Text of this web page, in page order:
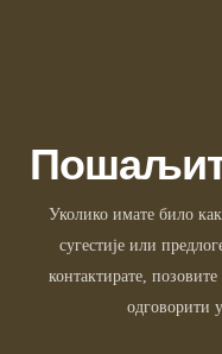
Уколико имате било
сугестије или
контактирате,
одговорити